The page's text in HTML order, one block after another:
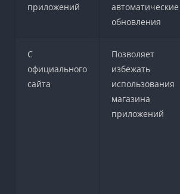
приложений
автоматические
обновления
С
официального
сайта
Позволяет
избежать
использования
магазина
приложений